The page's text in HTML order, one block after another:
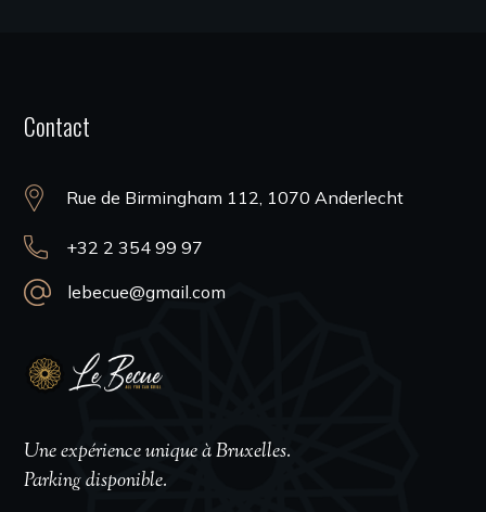
Contact
Rue de Birmingham 112, 1070 Anderlecht
+32 2 354 99 97
lebecue@gmail.com
Une expérience unique à Bruxelles.
Parking disponible.